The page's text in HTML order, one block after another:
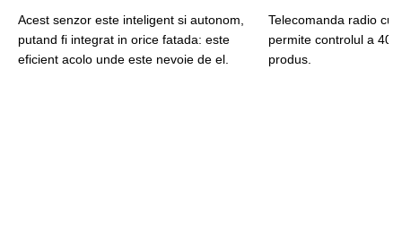
Acest senzor este inteligent si autonom,
putand fi integrat in orice fatada: este
eficient acolo unde este nevoie de el.
Telecomanda radio cu
permite controlul a 40
produs.